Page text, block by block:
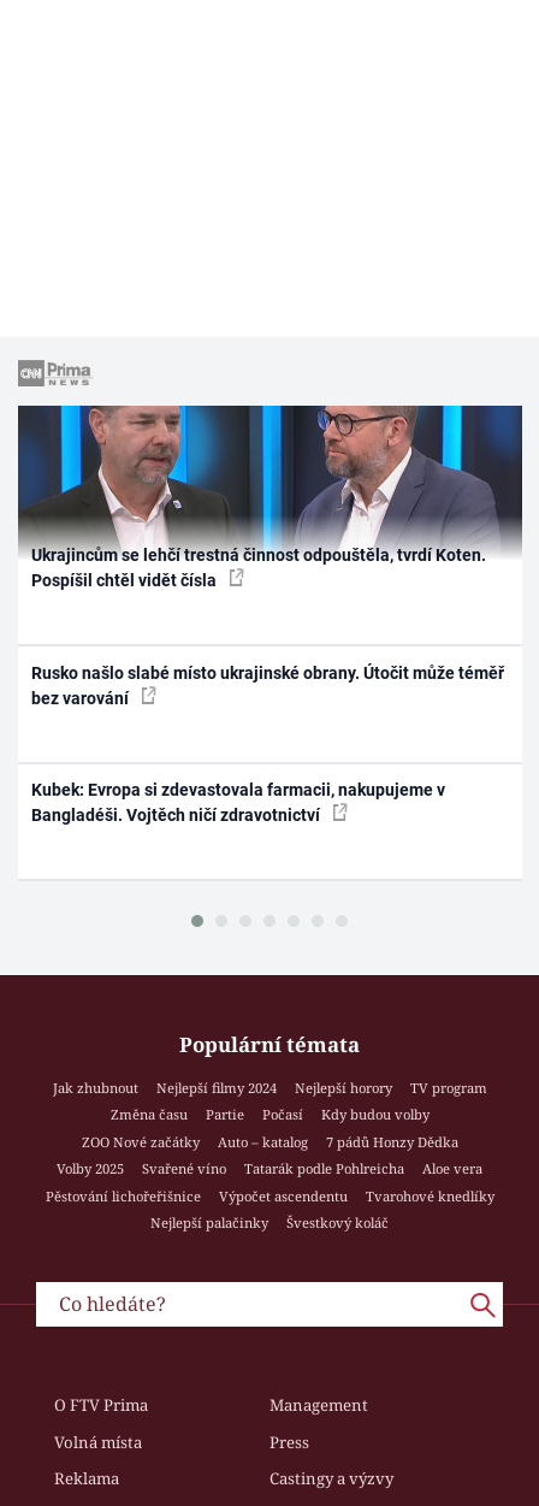
Ukrajincům se lehčí trestná činnost odpouštěla, tvrdí Koten.
Pospíšil chtěl vidět čísla
Rusko našlo slabé místo ukrajinské obrany. Útočit může téměř
bez varování
Kubek: Evropa si zdevastovala farmacii, nakupujeme v
Bangladéši. Vojtěch ničí zdravotnictví
Populární témata
Jak zhubnout Nejlepší filmy 2024 Nejlepší horory
TV program
Změna času
Partie Počasí
Kdy budou volby
ZOO Nové začátky
Auto – katalog
7 pádů Honzy Dědka
Volby 2025
Svařené víno Tatarák podle Pohlreicha
Aloe vera
Pěstování lichořeřišnice
Výpočet ascendentu
Tvarohové knedlíky
Nejlepší palačinky
Švestkový koláč
O FTV Prima
Management
Volná místa
Press
Reklama
Castingy a výzvy